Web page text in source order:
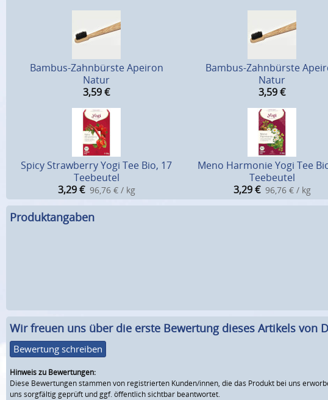
Bambus-Zahnbürste Apeiron
Natur
3,59€
Bambus-Zahnbürste
Natur
3,59€
Spicy Strawberry Yogi Tee Bio, 17
Teebeutel
3,29 € 96,76 € / kg
Meno Harmonie Yogi Tee
Teebeutel
3,29 € 96,76 € / kg
Produktangaben
Wir freuen uns über die erste Bewertung dieses Artikels von
Bewertung schreiben
Hinweis zu Bewertungen:
Diese Bewertungen stammen von registrierten Kunden/innen, die das Produkt bei uns
uns sorgfältig geprüft und ggf. öffentlich sichtbar beantwortet.